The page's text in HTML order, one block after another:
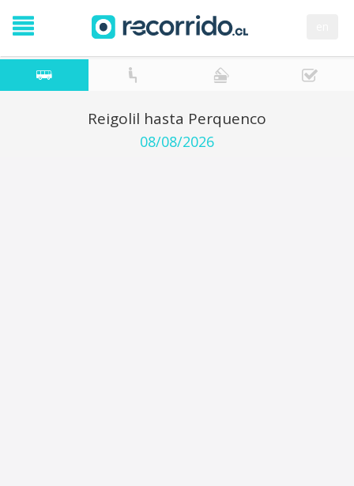
Reigolil hasta Perquenco
08/08/2026